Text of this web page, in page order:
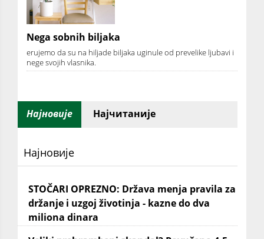
Nega sobnih biljaka
erujemo da su na hiljade biljaka uginule od prevelike ljubavi i
nege svojih vlasnika.
Најновије Најчитаније
Најновије
STOČARI OPREZNO: Država menja pravila za
držanje i uzgoj životinja - kazne do dva
miliona dinara